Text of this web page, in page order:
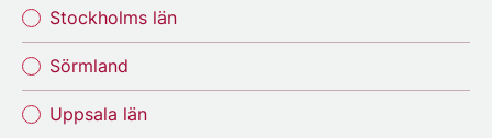
Stockholms län
Sörmland
Uppsala län